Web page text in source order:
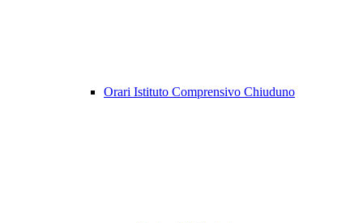
Orari Istituto Comprensivo Chiuduno